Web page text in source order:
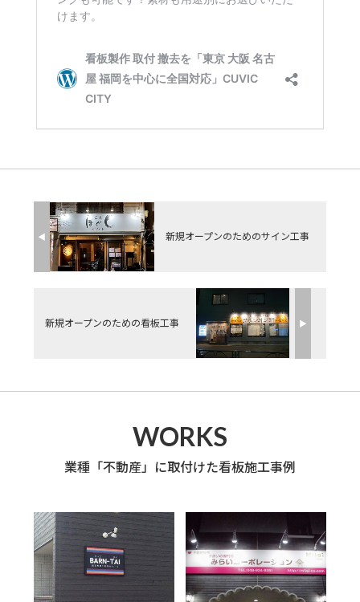
◀︎ 新規オープンのためのサイン工事
新規オープンのための看板工事 ▶︎
WORKS
業種「不動産」に取付けた看板施工事例